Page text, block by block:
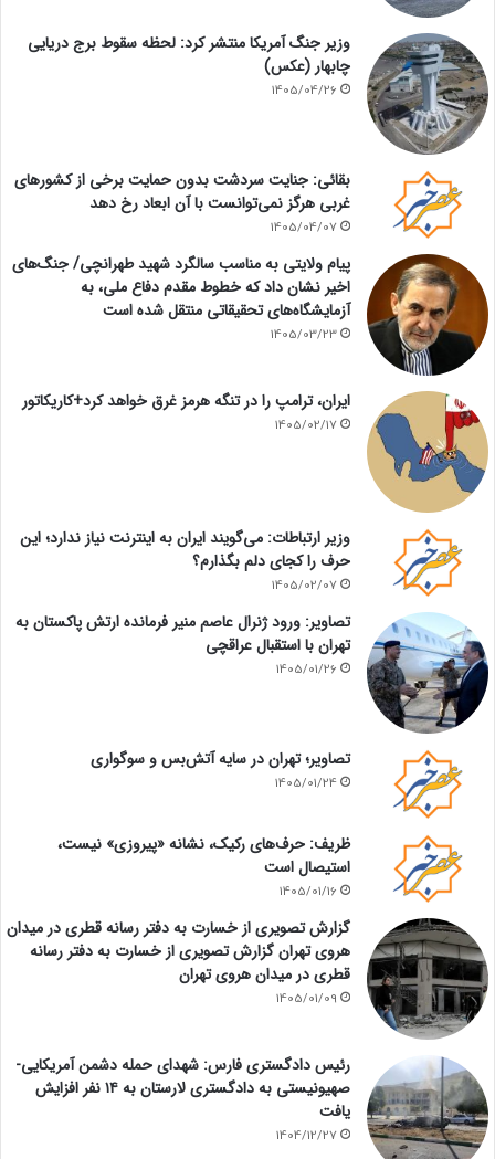
وزیر جنگ آمریکا منتشر کرد: لحظه سقوط برج دریایی
چابهار (عکس)
1405/04/26
بقائی: جنایت سردشت بدون حمایت برخی از کشورهای
غربی هرگز نمی‌توانست با آن ابعاد رخ دهد
1405/04/07
پیام ولایتی به مناسب سالگرد شهید طهرانچی/ جنگ‌های
اخیر نشان داد که خطوط مقدم دفاع ملی، به
آزمایشگاه‌های تحقیقاتی منتقل شده است
1405/03/23
ایران، ترامپ را در تنگه هرمز غرق خواهد کرد+کاریکاتور
1405/02/17
وزیر ارتباطات: می‌گویند ایران به اینترنت نیاز ندارد؛ این
حرف را کجای دلم بگذارم؟
1405/02/07
تصاویر: ورود ژنرال عاصم منیر فرمانده ارتش پاکستان به
تهران با استقبال عراقچی
1405/01/26
تصاویر؛ تهران در سایه آتش‌بس و سوگواری
1405/01/24
ظریف: حرف‌های رکیک، نشانه «پیروزی» نیست،
استیصال است
1405/01/16
گزارش تصویری از خسارت به دفتر رسانه قطری در میدان
هروی تهران گزارش تصویری از خسارت به دفتر رسانه
قطری در میدان هروی تهران
1405/01/09
رئیس دادگستری فارس: شهدای حمله دشمن آمریکایی-
صهیونیستی به دادگستری لارستان به ۱۴ نفر افزایش
یافت
1404/12/27